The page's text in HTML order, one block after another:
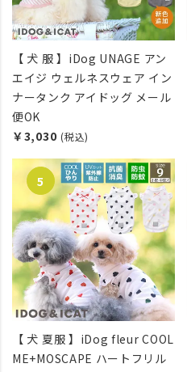
【 犬 服 】iDog UNAGE アン
エイジ ウェルネスウェア イン
ナータンク アイドッグ メール
便OK
￥3,030 (税込)
【 犬 夏服 】iDog fleur COOL
ME+MOSCAPE ハートフリル